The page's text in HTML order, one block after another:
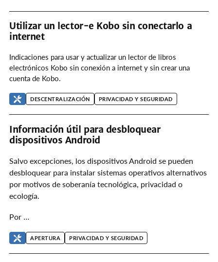
Utilizar un lector-e Kobo sin conectarlo a
internet
Indicaciones para usar y actualizar un lector de libros
electrónicos Kobo sin conexión a internet y sin crear una
cuenta de Kobo.
DESCENTRALIZACIÓN PRIVACIDAD Y SEGURIDAD
Información útil para desbloquear
dispositivos Android
Salvo excepciones, los dispositivos Android se pueden
desbloquear para instalar sistemas operativos alternativos
por motivos de soberanía tecnológica, privacidad o
ecología.
Por …
APERTURA PRIVACIDAD Y SEGURIDAD